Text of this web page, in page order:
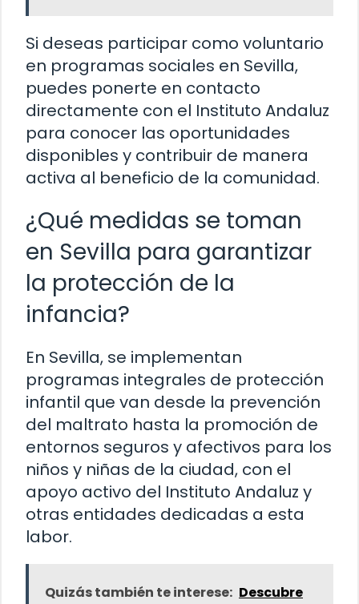
Si deseas participar como voluntario
en programas sociales en Sevilla,
puedes ponerte en contacto
directamente con el Instituto Andaluz
para conocer las oportunidades
disponibles y contribuir de manera
activa al beneficio de la comunidad.
¿Qué medidas se toman
en Sevilla para garantizar
la protección de la
infancia?
En Sevilla, se implementan
programas integrales de protección
infantil que van desde la prevención
del maltrato hasta la promoción de
entornos seguros y afectivos para los
niños y niñas de la ciudad, con el
apoyo activo del Instituto Andaluz y
otras entidades dedicadas a esta
labor.
Quizás también te interese: Descubre